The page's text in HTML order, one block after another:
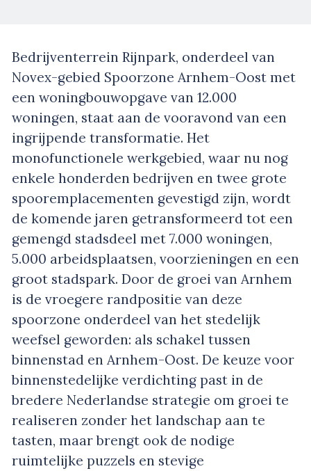
Bedrijventerrein Rijnpark, onderdeel van
Novex-gebied Spoorzone Arnhem-Oost met
een woningbouwopgave van 12.000
woningen, staat aan de vooravond van een
ingrijpende transformatie. Het
monofunctionele werkgebied, waar nu nog
enkele honderden bedrijven en twee grote
spooremplacementen gevestigd zijn, wordt
de komende jaren getransformeerd tot een
gemengd stadsdeel met 7.000 woningen,
5.000 arbeidsplaatsen, voorzieningen en een
groot stadspark. Door de groei van Arnhem
is de vroegere randpositie van deze
spoorzone onderdeel van het stedelijk
weefsel geworden: als schakel tussen
binnenstad en Arnhem-Oost. De keuze voor
binnenstedelijke verdichting past in de
bredere Nederlandse strategie om groei te
realiseren zonder het landschap aan te
tasten, maar brengt ook de nodige
ruimtelijke puzzels en stevige